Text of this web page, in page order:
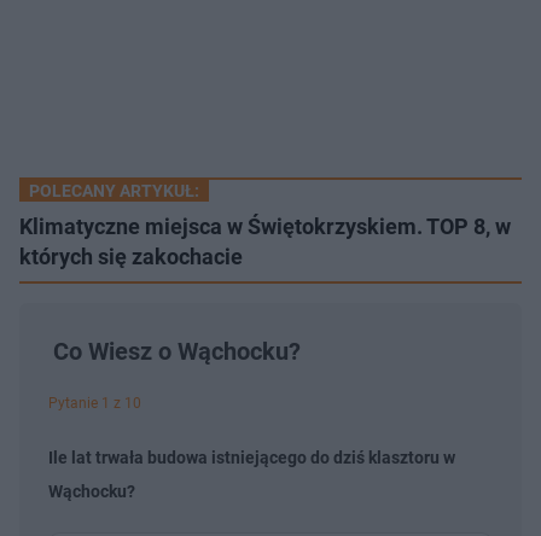
POLECANY ARTYKUŁ:
Klimatyczne miejsca w Świętokrzyskiem. TOP 8, w
których się zakochacie
Co Wiesz o Wąchocku?
Pytanie 1 z 10
Ile lat trwała budowa istniejącego do dziś klasztoru w
Wąchocku?